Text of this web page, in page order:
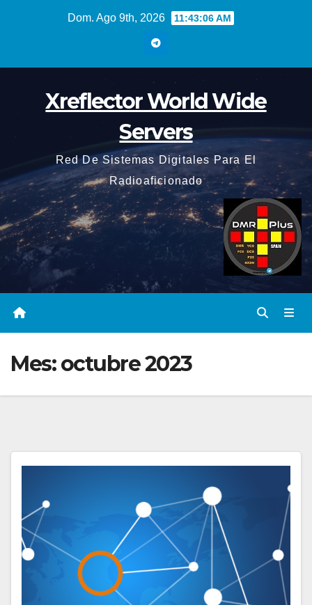
Dom. Ago 9th, 2026 11:43:07 AM
Xreflector World Wide
Servers
Red De Sistemas Digitales Para El
Radioaficionado
Mes:octubre 2023